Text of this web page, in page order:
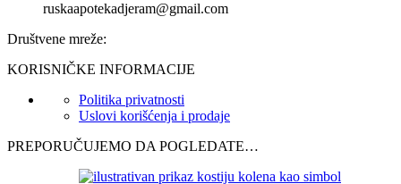
ruskaapotekadjeram@gmail.com
Društvene mreže:
KORISNIČKE INFORMACIJE
Politika privatnosti
Uslovi korišćenja i prodaje
PREPORUČUJEMO DA POGLEDATE…